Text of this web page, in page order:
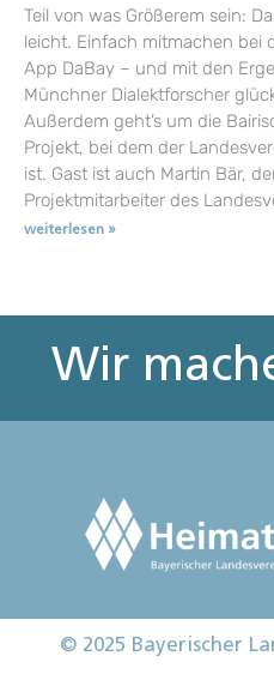
Teil von was Größerem sein:
leicht. Einfach mitmachen bei
App DaBay – und mit den
Münchner Dialektforscher
Außerdem geht’s um die
Projekt, bei dem der
ist. Gast ist auch Martin Bär,
Projektmitarbeiter des
weiterlesen »
Wir
© 2025 Bayerischer